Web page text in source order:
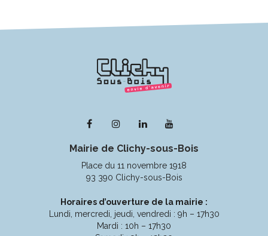
Lien
le
compte
Facebook
Lien
le
compte
Instagram
Lien
le
compte
Linkedin
la
chaîne
Youtube
Mairie de Clichy-sous-Bois
Place du 11 novembre 1918
93 390 Clichy-sous-Bois
Horaires d’ouverture de la mairie :
Lundi, mercredi, jeudi, vendredi : 9h – 17h30
Mardi : 10h – 17h30